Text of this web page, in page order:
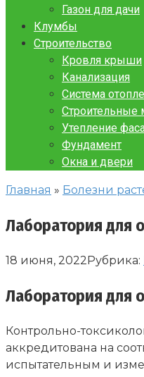
Газон для дачи
Клумбы
Строительство
Кровля крыши
Канализация
Система
Строительные
Утепление
Фундамент
Окна и двери
Главная » Болезни
Лаборатория для
18 июня, 2022Рубрика:
Лаборатория для
Контрольно-
аккредитована на
испытательным и